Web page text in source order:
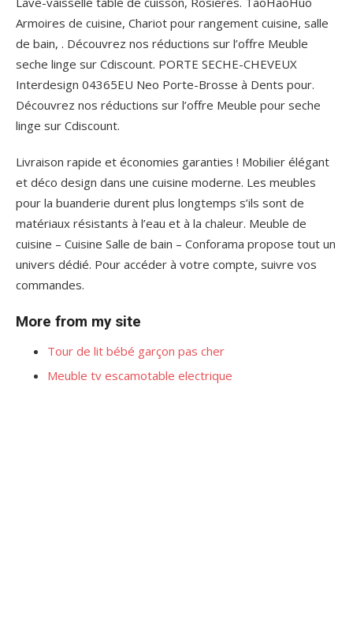
Armoires de cuisine, Chariot pour rangement cuisine, salle
de bain, . Découvrez nos réductions sur l’offre Meuble
seche linge sur Cdiscount. PORTE SECHE-CHEVEUX
Interdesign 04365EU Neo Porte-Brosse à Dents pour.
Découvrez nos réductions sur l’offre Meuble pour seche
linge sur Cdiscount.
Livraison rapide et économies garanties ! Mobilier élégant
et déco design dans une cuisine moderne. Les meubles
pour la buanderie durent plus longtemps s’ils sont de
matériaux résistants à l’eau et à la chaleur. Meuble de
cuisine – Cuisine Salle de bain – Conforama propose tout un
univers dédié. Pour accéder à votre compte, suivre vos
commandes.
More from my site
Tour de lit bébé garçon pas cher
Meuble tv escamotable electrique